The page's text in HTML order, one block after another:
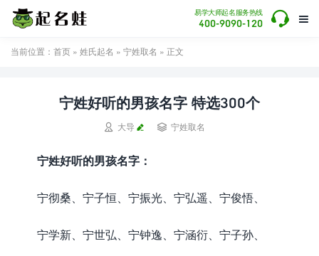

易学大师起名服务热线
400-9090-120 
当前位置： 首页 » 姓氏起名 » 宁姓取名 » 正文
宁姓好听的男孩名字 特选300个
 大导  宁姓取名
宁姓好听的男孩名字：
宁彻桑、宁子恒、宁振光、宁弘遥、宁俊悟、
宁学新、宁世弘、宁钟逸、宁涵衍、宁子孙、